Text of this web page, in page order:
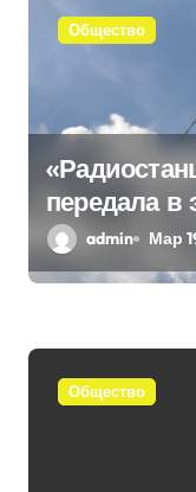
Общество
передала в
admin Мар
Общество